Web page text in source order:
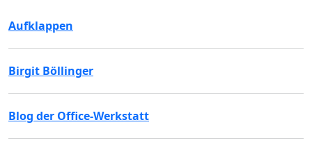
Aufklappen
Birgit Böllinger
Blog der Office-Werkstatt